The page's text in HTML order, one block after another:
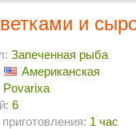
и
Запеченная рыба
Американская
Povarixa
6
1 час